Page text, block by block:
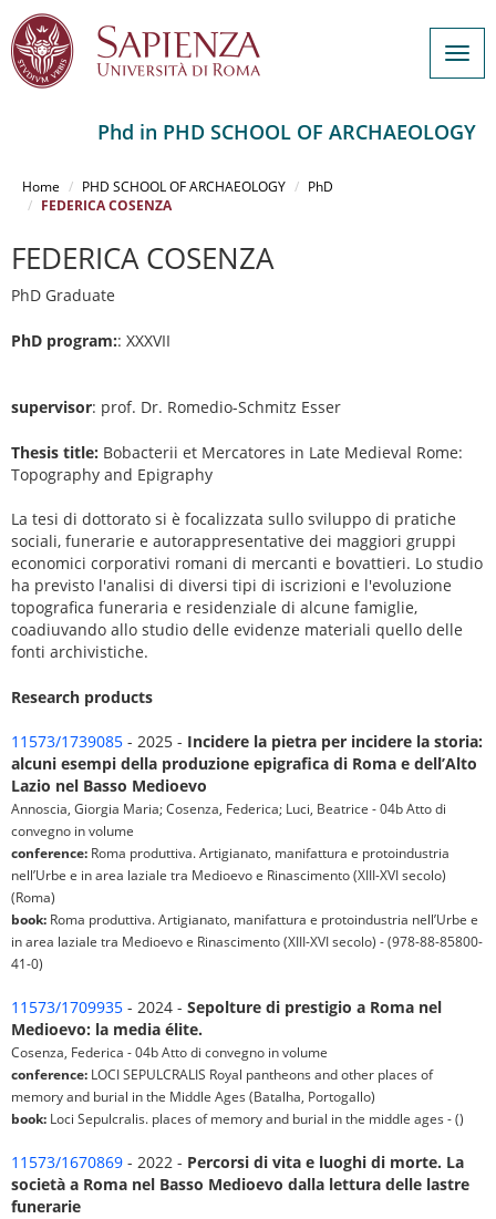
contenuto
Phd in PHD SCHOOL OF ARCHAEOLOGY
Home PHD SCHOOL OF ARCHAEOLOGY
PhD
FEDERICA COSENZA
FEDERICA COSENZA
PhD Graduate
PhD program:: XXXVII
supervisor: prof. Dr. Romedio-Schmitz Esser
Thesis title: Bobacterii et Mercatores in Late Medieval Rome:
Topography and Epigraphy
La tesi di dottorato si è focalizzata sullo sviluppo di pratiche
sociali, funerarie e autorappresentative dei maggiori gruppi
economici corporativi romani di mercanti e bovattieri. Lo studio
ha previsto l'analisi di diversi tipi di iscrizioni e l'evoluzione
topografica funeraria e residenziale di alcune famiglie,
coadiuvando allo studio delle evidenze materiali quello delle
fonti archivistiche.
Research products
11573/1739085 - 2025 - Incidere la pietra per incidere la storia:
alcuni esempi della produzione epigrafica di Roma e dell’Alto
Lazio nel Basso Medioevo
Annoscia, Giorgia Maria; Cosenza, Federica; Luci, Beatrice - 04b Atto di
convegno in volume
conference: Roma produttiva. Artigianato, manifattura e protoindustria
nell’Urbe e in area laziale tra Medioevo e Rinascimento (XIII-XVI secolo)
(Roma)
book: Roma produttiva. Artigianato, manifattura e protoindustria nell’Urbe e
in area laziale tra Medioevo e Rinascimento (XIII-XVI secolo) - (978-88-85800-
41-0)
11573/1709935 - 2024 - Sepolture di prestigio a Roma nel
Medioevo: la media élite.
Cosenza, Federica - 04b Atto di convegno in volume
conference: LOCI SEPULCRALIS Royal pantheons and other places of
memory and burial in the Middle Ages (Batalha, Portogallo)
book: Loci Sepulcralis. places of memory and burial in the middle ages - ()
11573/1670869 - 2022 - Percorsi di vita e luoghi di morte. La
società a Roma nel Basso Medioevo dalla lettura delle lastre
funerarie